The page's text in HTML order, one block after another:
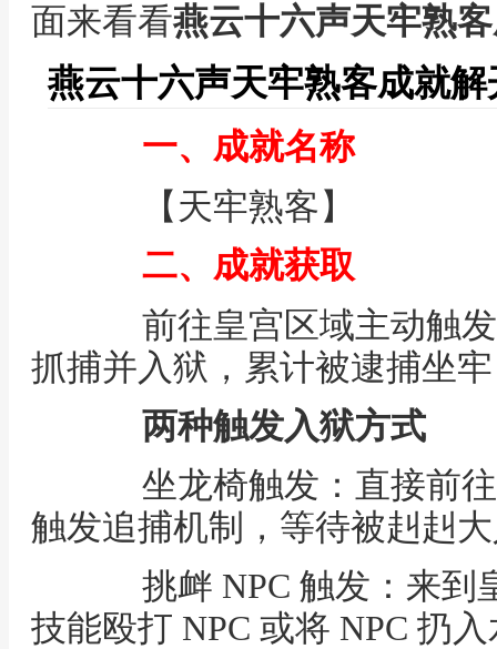
面来看看燕云十六声天牢熟
燕云十六声天牢熟客成就解
一、成就名称
【天牢熟客】
二、成就获取
前往皇宫区域主动触发
抓捕并入狱，累计被逮捕坐
两种触发入狱方式
坐龙椅触发：直接前往
触发追捕机制，等待被赳赳
挑衅 NPC 触发：来到
技能殴打 NPC 或将 NPC 扔